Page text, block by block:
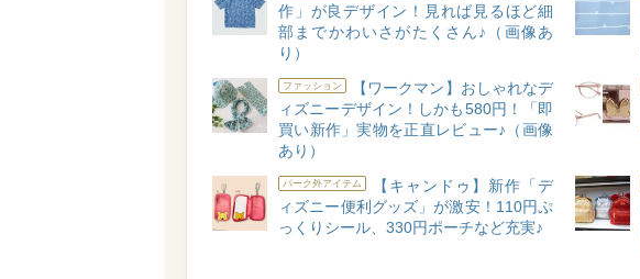
作」が良デザイン！見れば見るほど細
部までかわいさがたくさん♪（画像あ
り）
ファッション
【ワークマン】おしゃれなデ
ィズニーデザイン！しかも580円！「即
買い新作」実物を正直レビュー♪（画像
あり）
パーク外アイテム
【キャンドゥ】新作「デ
ィズニー便利グッズ」が激安！110円ぷ
っくりシール、330円ポーチなど充実♪